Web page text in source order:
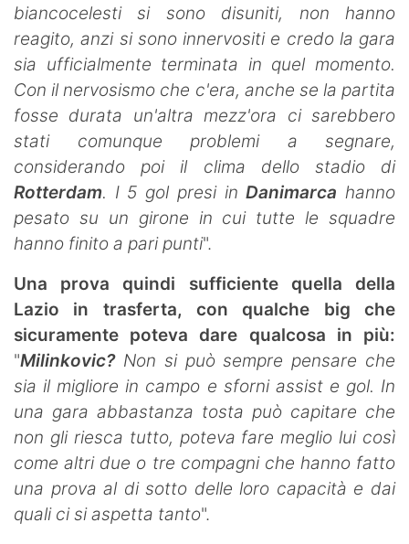
biancocelesti si sono disuniti, non hanno
reagito, anzi si sono innervositi e credo la gara
sia ufficialmente terminata in quel momento.
Con il nervosismo che c'era, anche se la partita
fosse durata un'altra mezz'ora ci sarebbero
stati comunque problemi a segnare,
considerando poi il clima dello stadio di
Rotterdam. I 5 gol presi inDanimarca hanno
pesato su un girone in cui tutte le squadre
hanno finito a pari punti".
Una prova quindi sufficiente quella della
Lazio in trasferta, con qualche big che
sicuramente poteva dare qualcosa in più:
"Milinkovic?Non si può sempre pensare che
sia il migliore in campo e sforni assist e gol. In
una gara abbastanza tosta può capitare che
non gli riesca tutto, poteva fare meglio lui così
come altri due o tre compagni che hanno fatto
una prova al di sotto delle loro capacità e dai
quali ci si aspetta tanto".